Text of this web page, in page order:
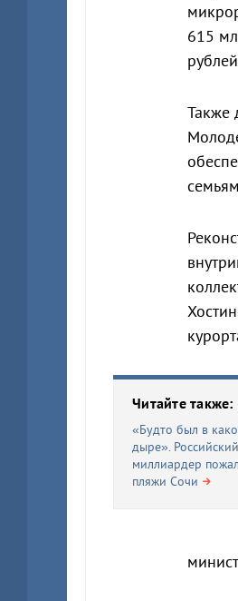
615
Также
Читайте также:
«Будто был в
дыре». Российский
миллиардер
пляжи Сочи